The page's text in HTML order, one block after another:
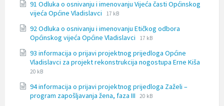
docx
91 Odluka o osnivanju i imenovanju Vijeća časti Općinskog
vijeća Općine Vladislavci
File
docx
File
17 kB
92 Odluka o osnivanju i imenovanju Etičkog odbora
Općinskog vijeća Općine Vladislavci
File
docx
File
17 kB
93 informacija o prijavi projektnog prijedloga Općine
Vladislavci za projekt rekonstrukcija nogostupa Erne Kiša
20 kB
94 informacija o prijavi projektnog prijedloga Zaželi –
program zapošljavanja žena, faza III File
File
20 kB